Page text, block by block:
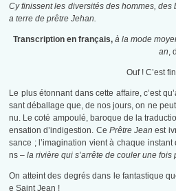
Cy finissent les diversités des hommes,
a terre de prêtre Jehan.
Transcription en français, à la mode
an,
Ouf ! C’est
Le plus étonnant dans cette affaire, c’est
sant déballage que, de nos jours, on ne
nu. Le coté ampoulé, baroque de la
ensation d’indigestion. Ce Prêtre Jean est
sance ; l’imagination vient à chaque
ns –la rivière qui s’arrête de couler une
On atteint des degrés dans le fantastique
e Saint Jean !